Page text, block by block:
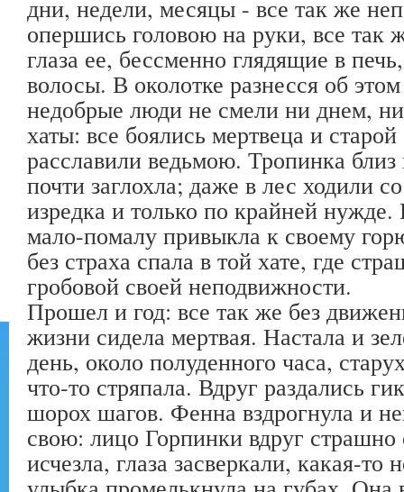
дни, недели, месяцы - все так же
опершись головою на руки, все так
глаза ее, бессменно глядящие в
волосы. В околотке разнесся об
недобрые люди не смели ни днем,
хаты: все боялись мертвеца и
расславили ведьмою. Тропинка
почти заглохла; даже в лес ходили
изредка и только по крайней нужде.
мало-помалу привыкла к своему
без страха спала в той хате, где
гробовой своей неподвижности.
Прошел и год: все так же без
жизни сидела мертвая. Настала и
день, около полуденного часа,
что-то стряпала. Вдруг раздались
шорох шагов. Фенна вздрогнула и
свою: лицо Горпинки вдруг
исчезла, глаза засверкали, какая-то